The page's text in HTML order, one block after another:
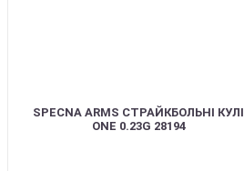
SPECNA ARMS СТРАЙКБОЛЬНІ КУЛІ
ONE 0.23G 28194